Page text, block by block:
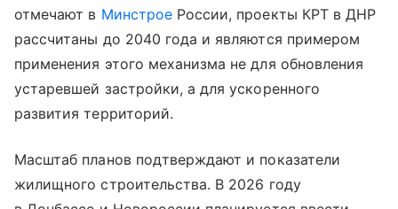
отмечают в МинстроеРоссии, проекты КРТ в ДНР
рассчитаны до 2040 года и являются примером
применения этого механизма не для обновления
устаревшей застройки, а для ускоренного
развития территорий.
Масштаб планов подтверждают и показатели
жилищного строительства. В 2026 году